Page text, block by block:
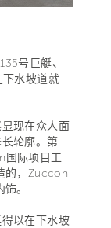
号巨艇、
水坡道就
现在众人面
轮廓。第
国际项目工
的，Zuccon
。
以在下水坡